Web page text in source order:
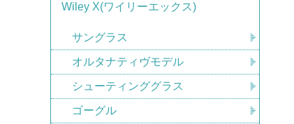
Wiley X(ワイリーエックス)
サングラス
オルタナティヴモデル
シューティンググラス
ゴーグル